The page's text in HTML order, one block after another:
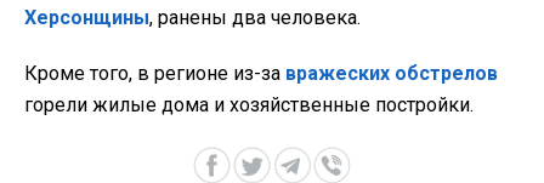
Херсонщины, ранены два человека.
Кроме того, в регионе из-за вражеских обстрелов
горели жилые дома и хозяйственные постройки.